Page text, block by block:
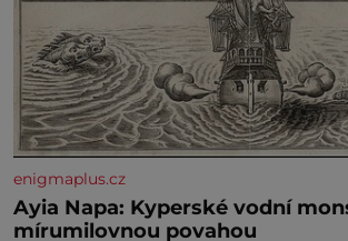
enigmaplus.cz
Ayia Napa: Kyperské vodní
mírumilovnou povahou